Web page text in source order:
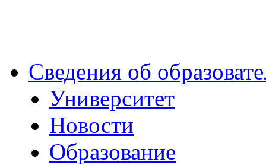
Сведения об
Университет
Новости
Образование